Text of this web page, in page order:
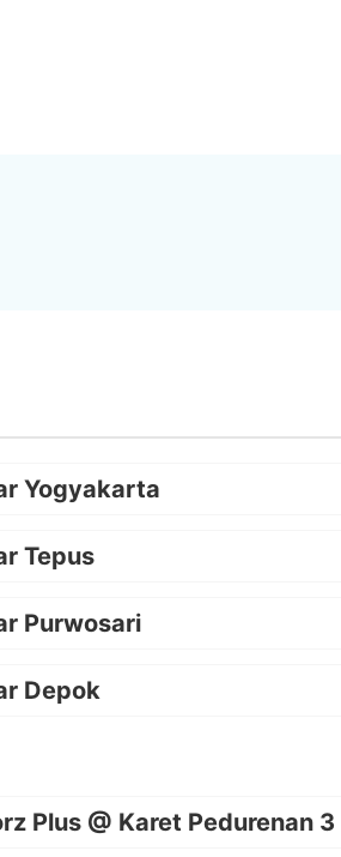
Yogyakarta
Tepus
Purwosari
Depok
Plus @ Karet Pedurenan 3